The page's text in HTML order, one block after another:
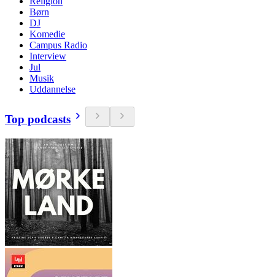
Børn
DJ
Komedie
Campus Radio
Interview
Jul
Musik
Uddannelse
Top podcasts